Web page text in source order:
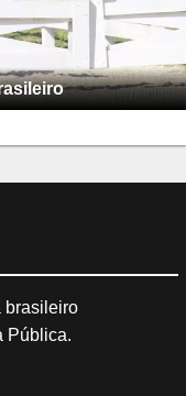
brasileiro
Pública.